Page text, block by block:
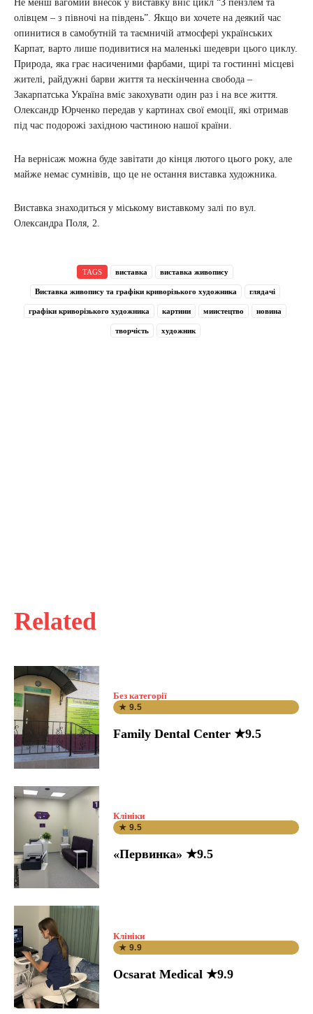
Related
Без категорії
★ 9.5
Family Dental Center ★9.5
Клініки
★ 9.5
«Первинка» ★9.5
Клініки
★ 9.9
Ocsarat Medical ★9.9
Не менш вагомий внесок у виставку вніс цикл “З пензлем та
олівцем – з півночі на південь”. Якщо ви хочете на деякий час
опинитися в самобутній та таємничій атмосфері українських
Карпат, варто лише подивитися на маленькі шедеври цього циклу.
Природа, яка грає насиченими фарбами, щирі та гостинні місцеві
жителі, райдужні барви життя та нескінченна свобода –
Закарпатська Україна вміє закохувати один раз і на все життя.
Олександр Юрченко передав у картинах свої емоції, які отримав
під час подорожі західною частиною нашої країни.
На вернісаж можна буде завітати до кінця лютого цього року, але
майже немає сумнівів, що це не остання виставка художника.
Виставка знаходиться у міському виставкому залі по вул.
Олександра Поля, 2.
TAGS виставка виставка живопису
Виставка живопису та графіки криворізького художника глядачі
графіки криворізького художника картини миистецтво новина
творчість художник